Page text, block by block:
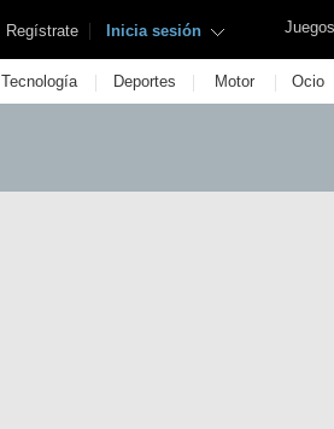
Juegos
Regístrate | Inicia sesión
Tecnología | Deportes | Motor | Ocio